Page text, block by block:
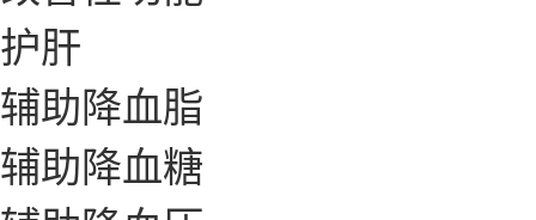
护肝
辅助降血脂
辅助降血糖